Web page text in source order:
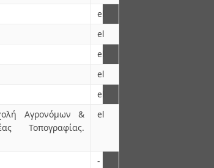
el
el
el
el
el
Αγρονόμων &
Τοπογραφίας.
el
-